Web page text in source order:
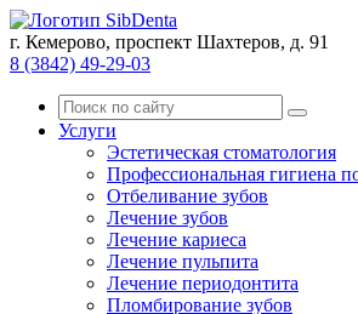
г. Кемерово, проспект Шахтеров, д. 91
8 (3842) 49-29-03
Услуги
Эстетическая стоматология
Профессиональная гигиена
Отбеливание зубов
Лечение зубов
Лечение кариеса
Лечение пульпита
Лечение периодонтита
Пломбирование зубов